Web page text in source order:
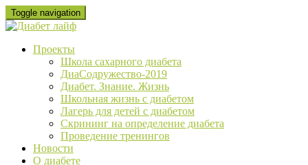
Skip
to
content
Toggle navigation
Проекты
Школа сахарного диабета
ДиаСодружество-2019
Диабет. Знание. Жизнь
Школьная жизнь с диабетом
Лагерь для детей с диабетом
Скрининг на определение диабета
Проведение тренингов
Новости
О диабете